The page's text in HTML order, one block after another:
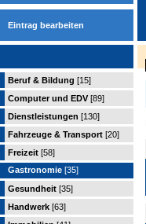
Eintrag bearbeiten
Beruf & Bildung [15]
Computer und EDV [89]
Dienstleistungen [130]
Fahrzeuge & Transport [20]
Freizeit [58]
Gastronomie [35]
Gesundheit [35]
Handwerk [63]